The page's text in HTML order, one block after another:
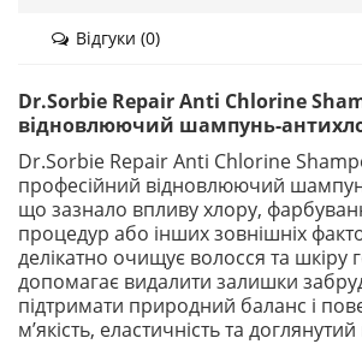
Відгуки (0)
Dr.Sorbie Repair Anti Chlorine
відновлюючий шампунь-
Dr.Sorbie Repair Anti Chlorine
професійний відновлюючий
що зазнало впливу хлору,
процедур або інших зовнішніх
делікатно очищує волосся та шкіру
допомагає видалити залишки
підтримати природний баланс і
м’якість, еластичність та